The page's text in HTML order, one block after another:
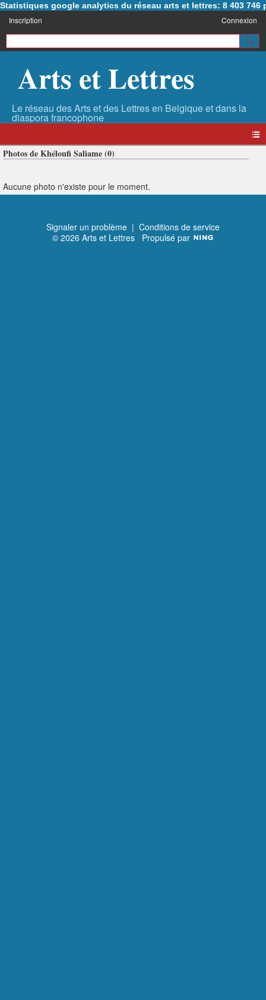
Statistiques google analytics du réseau arts et lettres: 8 403 746
Inscription Connexion
Arts et Lettres
Photos de Khéloufi Saliame (0)
Aucune photo n'existe pour le moment.
Signaler un problème | Conditions de service
© 2026 Arts et Lettres Propulsé par